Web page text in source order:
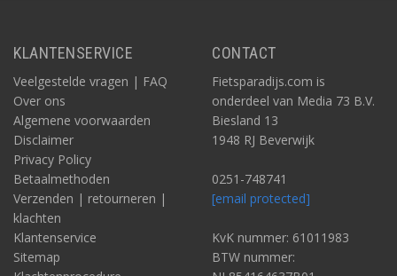
KLANTENSERVICE
Veelgestelde vragen | FAQ
Over ons
Algemene voorwaarden
Disclaimer
Privacy Policy
Betaalmethoden
Verzenden | retourneren |
klachten
Klantenservice
Sitemap
CONTACT
Fietsparadijs.com is
onderdeel van Media 73 B.V.
Biesland 13
1948 RJ Beverwijk
0251-748741
[email protected]
KvK nummer: 61011983
BTW nummer: